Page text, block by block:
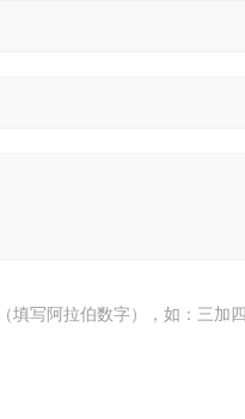
填写阿拉伯数字），如：三加